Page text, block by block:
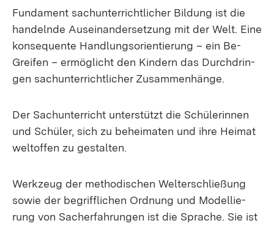
Fun­da­ment sach­un­ter­richt­li­cher Bil­dung ist die
han­deln­de Aus­ein­an­der­set­zung mit der Welt. Ei­ne
kon­se­quen­te Hand­lungs­ori­en­tie­rung – ein Be-
Grei­fen – er­mög­licht den Kin­dern das Durch­drin­
gen sach­un­ter­richt­li­cher Zu­sam­men­hän­ge.
Der Sach­un­ter­richt un­ter­stützt die Schü­le­rin­nen
und Schü­ler, sich zu be­hei­ma­ten und ih­re Hei­mat
welt­of­fen zu ge­stal­ten.
Werk­zeug der me­tho­di­schen Welt­erschlie­ßung
so­wie der be­griff­li­chen Ord­nung und Mo­del­lie­
rung von Sacher­fah­run­gen ist die Spra­che. Sie ist